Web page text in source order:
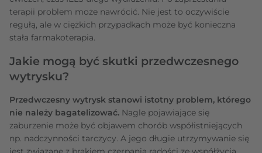
terapii problem może nawrócić. Nie jest to oczywiście
regułą, ale w ciężkich przypadkach może być konieczna
stała farmakoterapia.
Jakie mogą być skutki przedwczesnego
wytrysku?
Przedwczesny wytrysk stanowi istotny problem, którego
nie należy bagatelizować. Nagle pojawiające się
zaburzenie może być objawem chorób współistniejących
np. nadczynności tarczycy. A jego długie utrzymywanie się